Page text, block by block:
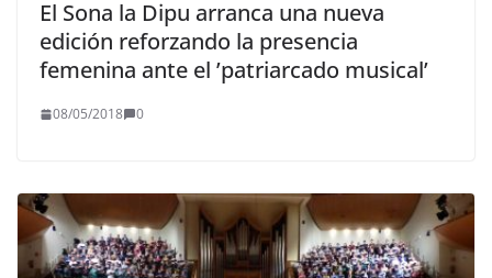
El Sona la Dipu arranca una nueva
edición reforzando la presencia
femenina ante el ’patriarcado musical’
08/05/2018 0